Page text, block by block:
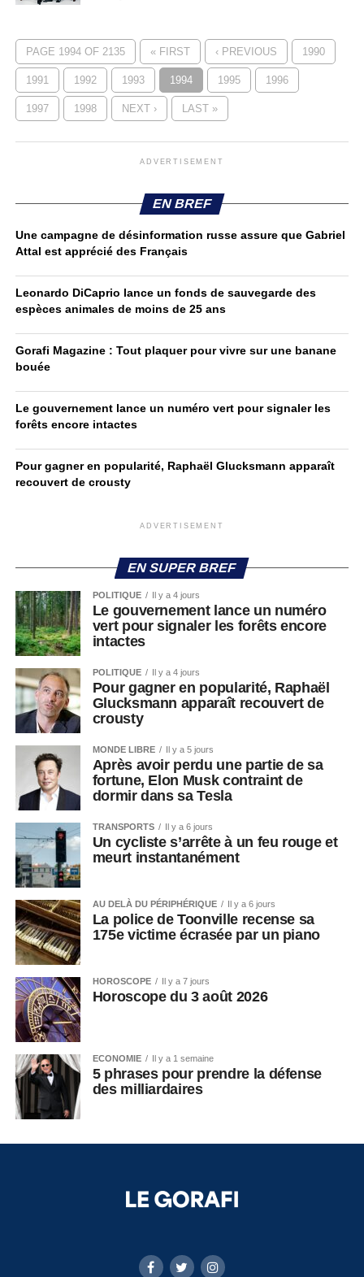
PAGE 1994 OF 2135 « FIRST ‹ PREVIOUS 1990
1991 1992 1993 1994 1995 1996
1997 1998 NEXT › LAST »
ADVERTISEMENT
EN BREF
Une campagne de désinformation russe assure que Gabriel
Attal est apprécié des Français
Leonardo DiCaprio lance un fonds de sauvegarde des
espèces animales de moins de 25 ans
Gorafi Magazine : Tout plaquer pour vivre sur une banane
bouée
Le gouvernement lance un numéro vert pour signaler les
forêts encore intactes
Pour gagner en popularité, Raphaël Glucksmann apparaît
recouvert de crousty
ADVERTISEMENT
EN SUPER BREF
POLITIQUE Il y a 4 jours
Le gouvernement lance un numéro
vert pour signaler les forêts encore
intactes
POLITIQUE Il y a 4 jours
Pour gagner en popularité, Raphaël
Glucksmann apparaît recouvert de
crousty
MONDE LIBRE Il y a 5 jours
Après avoir perdu une partie de sa
fortune, Elon Musk contraint de
dormir dans sa Tesla
TRANSPORTS Il y a 6 jours
Un cycliste s’arrête à un feu rouge et
meurt instantanément
AU DELÀ DU PÉRIPHÉRIQUE Il y a 6 jours
La police de Toonville recense sa
175e victime écrasée par un piano
HOROSCOPE Il y a 7 jours
Horoscope du 3 août 2026
ECONOMIE Il y a 1 semaine
5 phrases pour prendre la défense
des milliardaires